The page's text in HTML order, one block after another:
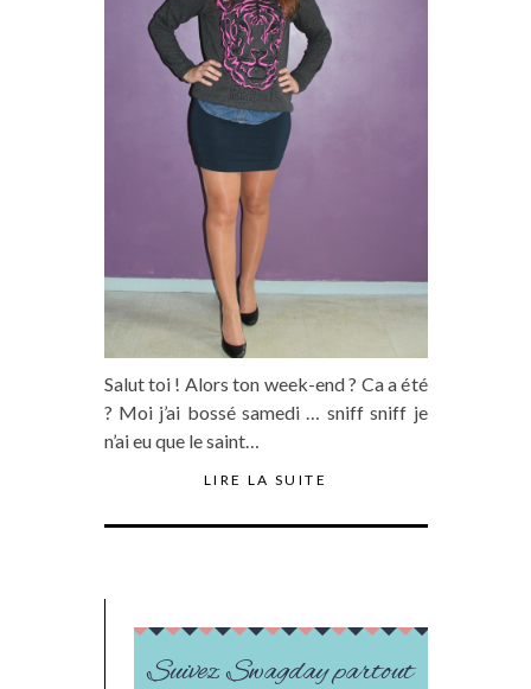
Salut toi ! Alors ton week-end ? Ca a été
? Moi j’ai bossé samedi … sniff sniff je
n’ai eu que le saint…
LIRE LA SUITE
Suivez Swagday partout